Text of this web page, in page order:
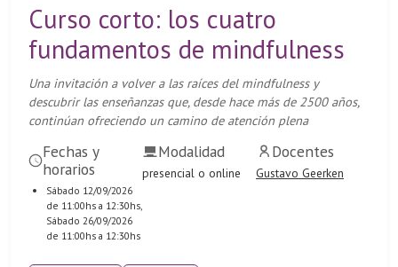
Curso corto: los cuatro
fundamentos de mindfulness
Una invitación a volver a las raíces del mindfulness y
descubrir las enseñanzas que, desde hace más de 2500 años,
continúan ofreciendo un camino de atención plena
Fechas y
horarios
Sábado 12/09/2026
de 11:00hs a 12:30hs,
Sábado 26/09/2026
de 11:00hs a 12:30hs
Modalidad
presencial o online
Docentes
Gustavo Geerken